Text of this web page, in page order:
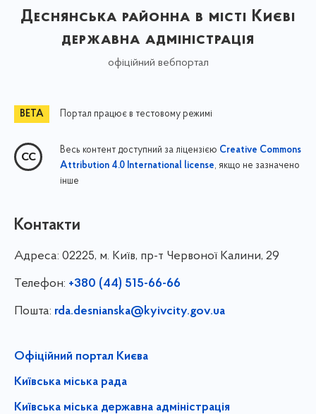
Деснянська районна в місті Києві
державна адміністрація
офіційний вебпортал
Портал працює в тестовому режимі
Весь контент доступний за ліцензією Creative Commons
Attribution 4.0 International license, якщо не зазначено
інше
Контакти
Адреса: 02225, м. Київ, пр-т Червоної Калини, 29
Телефон: +380 (44) 515-66-66
Пошта: rda.desnianska@kyivcity.gov.ua
Офіційний портал Києва
Київська міська рада
Київська міська державна адміністрація